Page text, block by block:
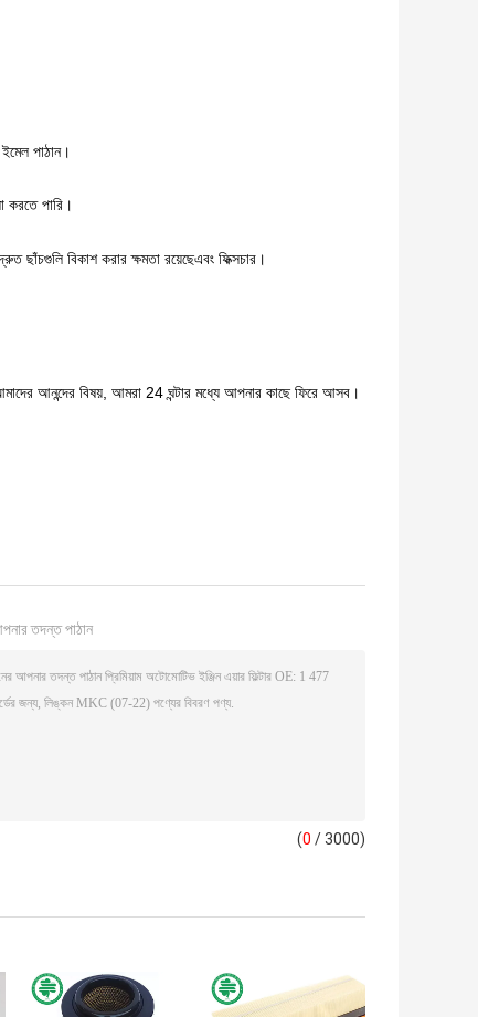
পাঠান।
করতে পারি।
ছাঁচগুলি বিকাশ করার ক্ষমতা রয়েছেএবং ফিক্সচার।
আনন্দের বিষয়, আমরা 24 ঘন্টার মধ্যে আপনার কাছে ফিরে আসব।
তদন্ত পাঠান
(0 / 3000)